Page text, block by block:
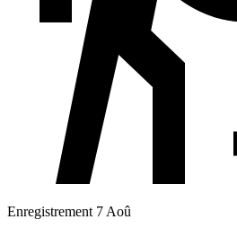
Enregistrement 7 Aoû